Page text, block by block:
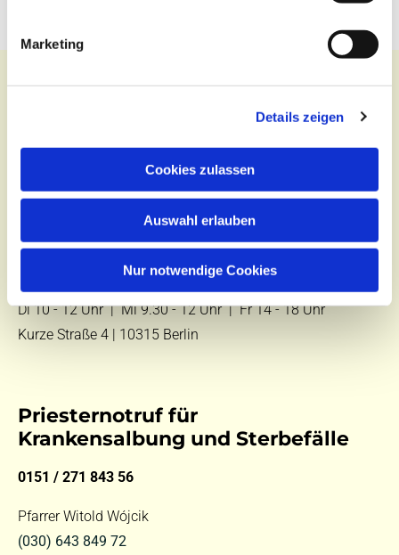
Marketing
Details zeigen
Cookies zulassen
Auswahl erlauben
Nur notwendige Cookies
Kontakt
Tel.:
E-Mail:kontakt@st-hildegard-von-bingen.de
Di 10 - 12 Uhr |Mi 9.30 - 12 Uhr |Fr 14 - 18 Uhr
Kurze Straße 4 | 10315 Berlin
Priesternotruf für
Krankensalbung und Sterbefälle
0151 / 271 843 56
Pfarrer Witold Wójcik
(030) 643 849 72